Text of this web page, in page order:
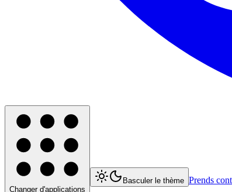
Changer d'applications
Basculer le thème Prends